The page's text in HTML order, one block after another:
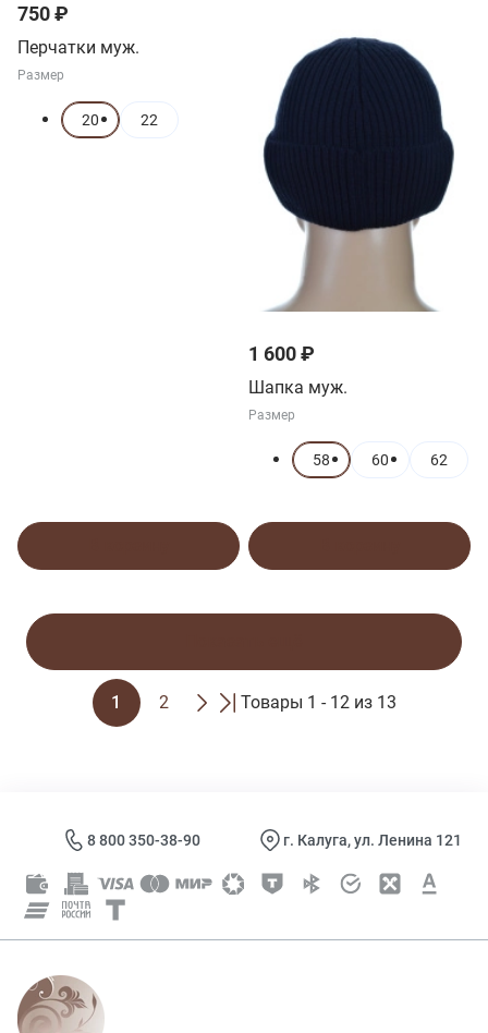
750 ₽
Перчатки муж.
Размер
20 22
1 600 ₽
Шапка муж.
Размер
58 60 62
1 2 Товары 1 - 12 из 13
8 800 350-38-90 г. Калуга, ул. Ленина 121